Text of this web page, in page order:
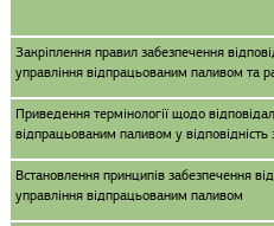
Закріплення правил забезпечення
управління відпрацьованим паливом та
Приведення термінології щодо
відпрацьованим паливом у
Встановлення принципів забезпечення
управління відпрацьованим паливом